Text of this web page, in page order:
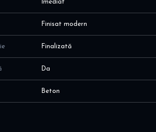
Imediat
Finisat modern
Finalizată
Da
Beton